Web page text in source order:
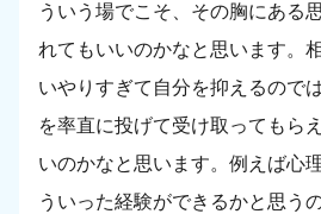
ういう場でこそ、その胸にある
れてもいいのかなと思います。
いやりすぎて自分を抑えるので
を率直に投げて受け取ってもら
いのかなと思います。例えば心
ういった経験ができるかと思う